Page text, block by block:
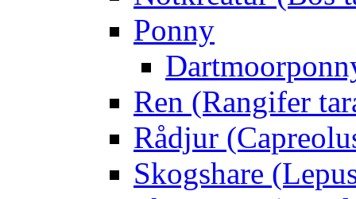
Ponny
Ren (Rangifer
Rådjur
Skogshare